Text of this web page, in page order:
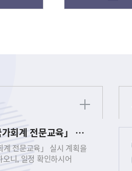
2026년도 「국가회계 전문교육」 실시 안내
계 전문교육」 실시 계획을
니, 일정 확인하시어